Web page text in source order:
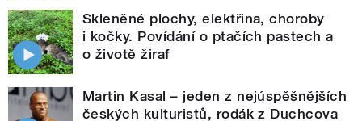
Skleněné plochy, elektřina, choroby
i kočky. Povídání o ptačích pastech a
o životě žiraf
Martin Kasal – jeden z nejúspěšnějších
českých kulturistů, rodák z Duchcova